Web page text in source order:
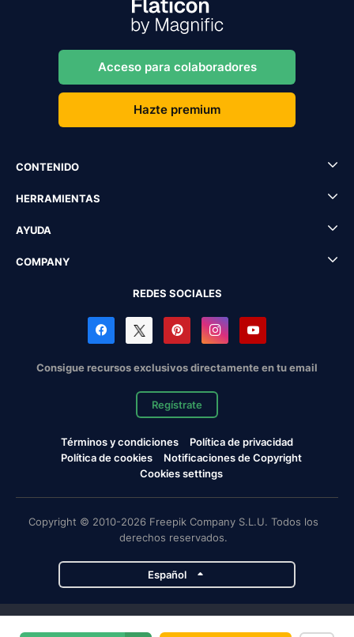
Acceso para colaboradores
Hazte premium
CONTENIDO
HERRAMIENTAS
AYUDA
COMPANY
REDES SOCIALES
Consigue recursos exclusivos directamente en tu email
Regístrate
Términos y condiciones
Política de privacidad
Política de cookies
Notificaciones de Copyright
Cookies settings
Copyright © 2010-2026 Freepik Company S.L.U. Todos los
derechos reservados.
Español